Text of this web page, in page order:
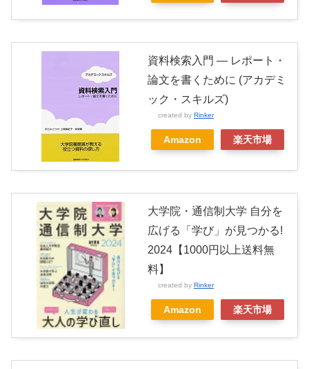
資料検索入門 ― レポート・
論文を書くために (アカデミ
ック・スキルズ)
created by Rinker
Amazon 楽天市場
大学院・通信制大学 自分を
広げる「学び」が見つかる!
2024【1000円以上送料無
料】
created by Rinker
Amazon 楽天市場